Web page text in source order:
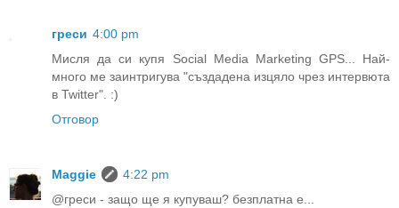
греси 4:00 pm
Мисля да си купя Social Media Marketing GPS... Най-
много ме заинтригува "създадена изцяло чрез интервюта
в Twitter". :)
Отговор
Maggie
4:22 pm
@греси - защо ще я купуваш? безплатна е...